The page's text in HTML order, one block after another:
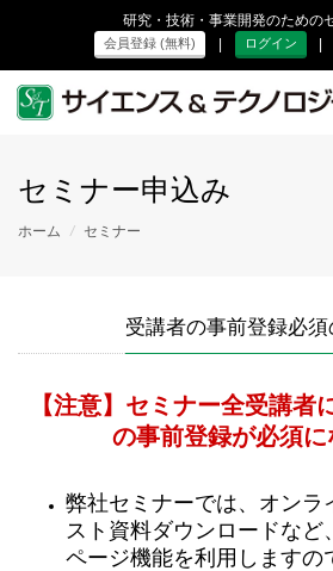
研究・技術・事業開発のための
会員登録 (無料) | ログイン |
セミナー申込み
ホーム / セミナー
受講者の事前登録必
【注意】セミナー全受講者
の事前登録が必須
弊社セミナーでは、オンラ
スト資料ダウンロードなど
ページ機能を利用しますの